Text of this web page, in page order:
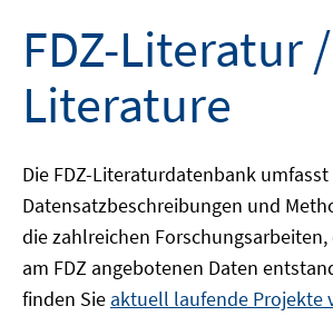
FDZ-Literatur
Literature
Die FDZ-Literaturdatenbank
Datensatzbeschreibungen und
die zahlreichen Forschungsarbeiten,
am FDZ angebotenen Daten
finden Sie aktuell laufende Projekte